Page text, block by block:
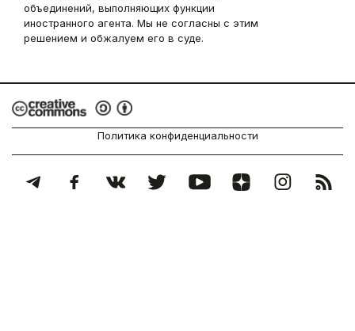
объединений, выполняющих функции
иностранного агента. Мы не согласны с этим
решением и обжалуем его в суде.
Политика конфиденциальности